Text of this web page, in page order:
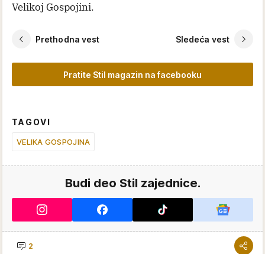
Velikoj Gospojini.
Prethodna vest Sledeća vest
Pratite Stil magazin na facebooku
TAGOVI
VELIKA GOSPOJINA
Budi deo Stil zajednice.
2